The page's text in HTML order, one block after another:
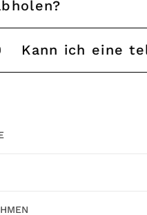
Kann ich eine